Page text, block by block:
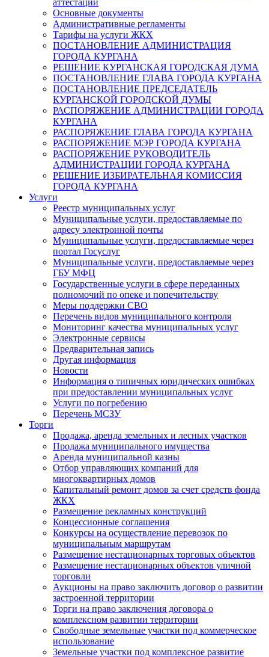
аттестации
Основные документы
Административные регламенты
Тарифы на услуги ЖКХ
ПОСТАНОВЛЕНИЕ АДМИНИСТРАЦИЯ
ГОРОДА КУРГАНА
РЕШЕНИЕ КУРГАНСКАЯ ГОРОДСКАЯ ДУМА
ПОСТАНОВЛЕНИЕ ГЛАВА ГОРОДА КУРГАНА
ПОСТАНОВЛЕНИЕ ПРЕДСЕДАТЕЛЬ
КУРГАНСКОЙ ГОРОДСКОЙ ДУМЫ
РАСПОРЯЖЕНИЕ АДМИНИСТРАЦИИ ГОРОДА
КУРГАНА
РАСПОРЯЖЕНИЕ ГЛАВА ГОРОДА КУРГАНА
РАСПОРЯЖЕНИЕ МЭР ГОРОДА КУРГАНА
РАСПОРЯЖЕНИЕ РУКОВОДИТЕЛЬ
АДМИНИСТРАЦИИ ГОРОДА КУРГАНА
РЕШЕНИЕ ИЗБИРАТЕЛЬНАЯ КОМИССИЯ
ГОРОДА КУРГАНА
Услуги
Реестр муниципальных услуг
Муниципальные услуги, предоставляемые по
адресу электронной почты
Муниципальные услуги, предоставляемые через
портал Госуслуг
Муниципальные услуги, предоставляемые через
ГБУ МФЦ
Государственные услуги в сфере переданных
полномочий по опеке и попечительству
Меры поддержки СВО
Перечень видов муниципального контроля
Мониторинг качества муниципальных услуг
Электронные сервисы
Предварительная запись
Другая информация
Новости
Информация о типичных юридических ошибках
при предоставлении муниципальных услуг
Услуги по погребению
Перечень МСЗУ
Торги
Продажа, аренда земельных и лесных участков
Продажа муниципального имущества
Аренда муниципальной казны
Отбор управляющих компаний для
многоквартирных домов
Капитальный ремонт домов за счет средств фонда
ЖКХ
Размещение рекламных конструкций
Концессионные соглашения
Конкурсы на осуществление перевозок по
муниципальным маршрутам
Размещение нестационарных торговых объектов
Размещение нестационарных объектов уличной
торговли
Аукционы на право заключить договор о развитии
застроенной территории
Торги на право заключения договора о
комплексном развитии территории
Свободные земельные участки под коммерческое
использование
Земельные участки под комплексное развитие